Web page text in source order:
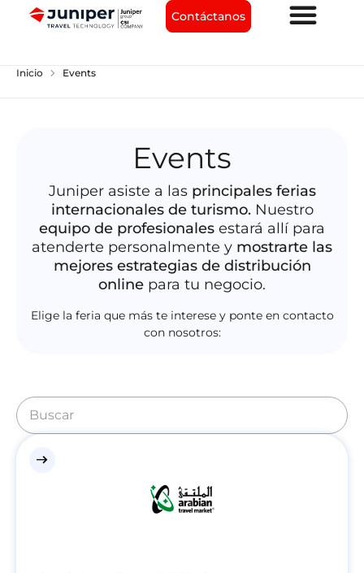
Contáctanos
Inicio chevron_right Events
Events
Juniper asiste a las principales ferias
internacionales de turismo.Nuestro
equipo de profesionales estará allí para
atenderte personalmente y mostrarte las
mejores estrategias de distribución
online para tu negocio.
Elige la feria que más te interese y ponte en contacto
con nosotros:
east